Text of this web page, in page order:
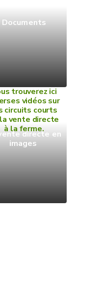
Documents
directe en
images
trouverez ici
vidéos sur
circuits courts
vente directe
à la ferme.